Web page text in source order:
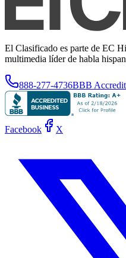
El Clasificado es parte de EC
multimedia líder de habla
888-277-4736BBB
Facebook X